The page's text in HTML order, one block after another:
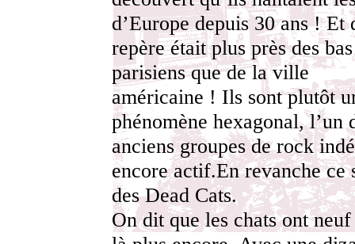
d’Europe depuis 30 ans ! Et
repère était plus près des
parisiens que de la ville
américaine ! Ils sont plutôt
phénomène hexagonal, l’un
anciens groupes de rock
encore actif.En revanche ce
des Dead Cats.
On dit que les chats ont